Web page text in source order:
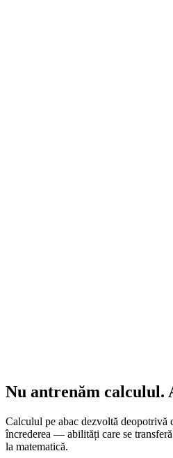
Nu antrenăm calculul.
Calculul pe abac dezvoltă deopotrivă
încrederea — abilități care se
la matematică.